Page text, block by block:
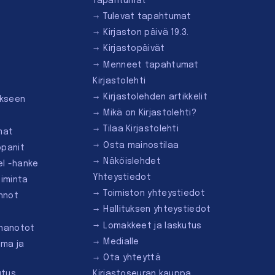
-hanke
ja
Tulevat tapahtumat
Kirjaston päivä 19.3.
Kirjastopäivät
Menneet tapahtumat
Kirjastolehti
Kirjastolehden artikkelit
Mikä on Kirjastolehti?
Tilaa Kirjastolehti
Osta mainostilaa
Näköislehdet
Yhteystiedot
Toimiston yhteystiedot
Hallituksen yhteystiedot
Lomakkeet ja laskutus
Medialle
Ota yhteyttä